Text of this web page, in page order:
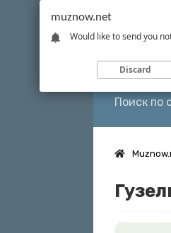
muznow.net
Would like to send you
Discard